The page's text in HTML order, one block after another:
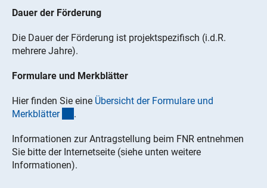
Dauer der Förderung
Die Dauer der Förderung ist projektspezifisch (i.d.R.
mehrere Jahre).
Formulare und Merkblätter
Hier finden Sie eine Übersicht der Formulare und
Merkblätter (interner Link)
.
Informationen zur Antragstellung beim FNR entnehmen
Sie bitte der Internetseite (siehe unten weitere
Informationen).